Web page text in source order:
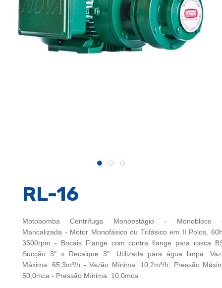
RL-16
Motobomba Centrífuga Monoestágio - Monobloco
Mancalizada - Motor Monofásico ou Trifásico em II Polos,
3500rpm - Bocais Flange com contra flange para rosca
Sucção 3" x Recalque 3". Utilizada para água limpa.
Máxima: 65,3m³/h - Vazão Mínima: 10,2m³/h; Pressão
50,0mca - Pressão Mínima: 10,0mca.